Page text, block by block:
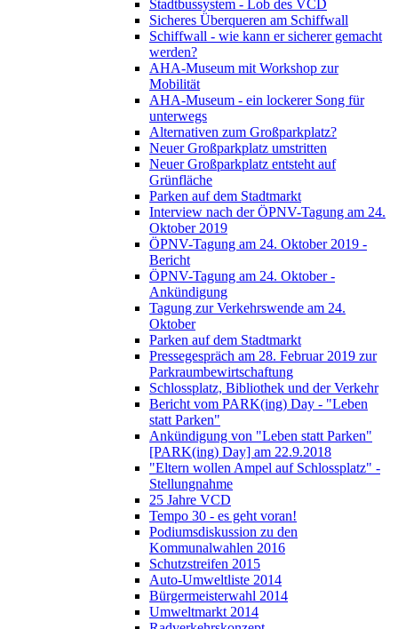
Stadtbussystem - Lob des VCD
Sicheres Überqueren am Schiffwall
Schiffwall - wie kann er sicherer gemacht
werden?
AHA-Museum mit Workshop zur
Mobilität
AHA-Museum - ein lockerer Song für
unterwegs
Alternativen zum Großparkplatz?
Neuer Großparkplatz umstritten
Neuer Großparkplatz entsteht auf
Grünfläche
Parken auf dem Stadtmarkt
Interview nach der ÖPNV-Tagung am 24.
Oktober 2019
ÖPNV-Tagung am 24. Oktober 2019 -
Bericht
ÖPNV-Tagung am 24. Oktober -
Ankündigung
Tagung zur Verkehrswende am 24.
Oktober
Parken auf dem Stadtmarkt
Pressegespräch am 28. Februar 2019 zur
Parkraumbewirtschaftung
Schlossplatz, Bibliothek und der Verkehr
Bericht vom PARK(ing) Day - "Leben
statt Parken"
Ankündigung von "Leben statt Parken"
[PARK(ing) Day] am 22.9.2018
"Eltern wollen Ampel auf Schlossplatz" -
Stellungnahme
25 Jahre VCD
Tempo 30 - es geht voran!
Podiumsdiskussion zu den
Kommunalwahlen 2016
Schutzstreifen 2015
Auto-Umweltliste 2014
Bürgermeisterwahl 2014
Umweltmarkt 2014